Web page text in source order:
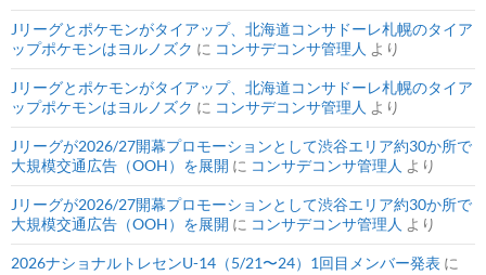
Jリーグとポケモンがタイアップ、北海道コンサドーレ札幌のタイア
ップポケモンはヨルノズク に コンサデコンサ管理人 より
Jリーグとポケモンがタイアップ、北海道コンサドーレ札幌のタイア
ップポケモンはヨルノズク に コンサデコンサ管理人 より
Jリーグが2026/27開幕プロモーションとして渋谷エリア約30か所で
大規模交通広告（OOH）を展開 に コンサデコンサ管理人 より
Jリーグが2026/27開幕プロモーションとして渋谷エリア約30か所で
大規模交通広告（OOH）を展開 に コンサデコンサ管理人 より
2026ナショナルトレセンU-14（5/21〜24）1回目メンバー発表 に